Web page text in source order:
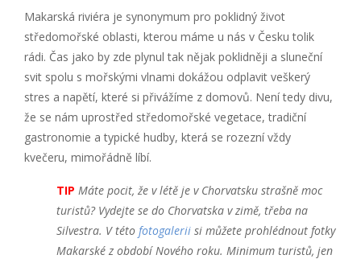
Makarská riviéra je synonymum pro poklidný život
středomořské oblasti, kterou máme u nás v Česku tolik
rádi. Čas jako by zde plynul tak nějak poklidněji a sluneční
svit spolu s mořskými vlnami dokážou odplavit veškerý
stres a napětí, které si přivážíme z domovů. Není tedy divu,
že se nám uprostřed středomořské vegetace, tradiční
gastronomie a typické hudby, která se rozezní vždy
kvečeru, mimořádně líbí.
TIP Máte pocit, že v létě je v Chorvatsku strašně moc
turistů? Vydejte se do Chorvatska v zimě, třeba na
Silvestra. V této fotogalerii si můžete prohlédnout fotky
Makarské z období Nového roku. Minimum turistů, jen